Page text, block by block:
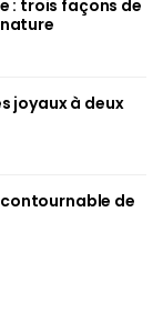
: trois façons de
joyaux à deux
de